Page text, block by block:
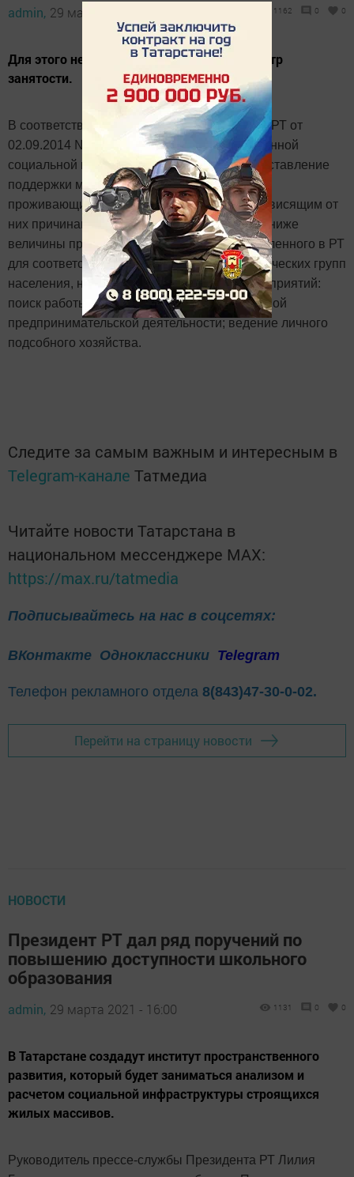
admin, 29 марта 2021 - 17:00 1162 0 0
Для этого необходимо встать на учёт в Центр
занятости.
В соответствии с Постановлением КабиМин РТ от
02.09.2014 № 635 «Об оказании государственной
социальной помощи» предусмотрено предоставление
поддержки малоимущим семьям и одиноко
проживающим гражданам, которые по не зависящим от
них причинам имеют среднедушевой доход ниже
величины прожиточного минимума, установленного в РТ
для соответствующих социально-демографических групп
населения, на реализацию следующих мероприятий:
поиск работы; осуществление индивидуальной
предпринимательской деятельности; ведение личного
подсобного хозяйства.
Следите за самым важным и интересным в
Telegram-канале Татмедиа
Читайте новости Татарстана в
национальном мессенджере MАХ:
https://max.ru/tatmedia
Подписывайтесь на нас в соцсетях:
ВКонтакте Одноклассники Telegram
Телефон рекламного отдела 8(843)47-30-0-02.
Перейти на страницу новости
НОВОСТИ
Президент РТ дал ряд поручений по
повышению доступности школьного
образования
admin, 29 марта 2021 - 16:00 1131 0 0
В Татарстане создадут институт пространственного
развития, который будет заниматься анализом и
расчетом социальной инфраструктуры строящихся
жилых массивов.
Руководитель прессе-службы Президента РТ Лилия